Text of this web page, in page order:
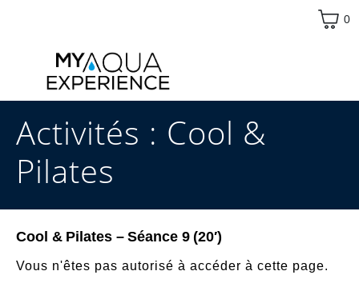
0
Activités : Cool &
Pilates
Cool & Pilates – Séance 9 (20′)
Vous n'êtes pas autorisé à accéder à cette page.